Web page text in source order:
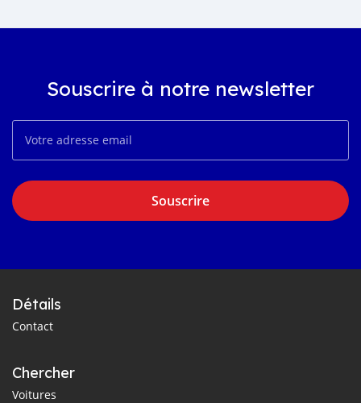
Souscrire à notre newsletter
Souscrire
Détails
Contact
Chercher
Voitures